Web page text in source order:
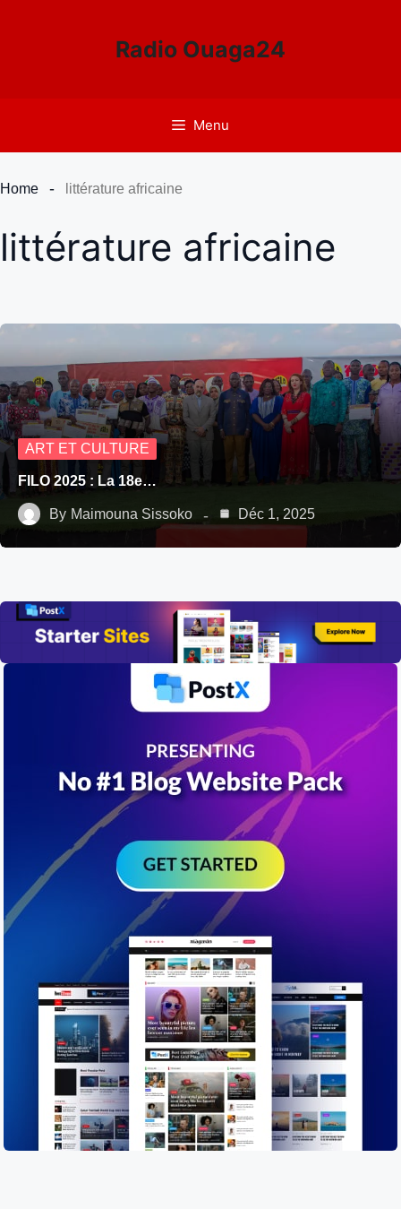
Radio Ouaga24
Menu
Home littérature africaine
littérature africaine
ART ET CULTURE
FILO 2025 : La 18e…
By Maimouna Sissoko Déc 1, 2025